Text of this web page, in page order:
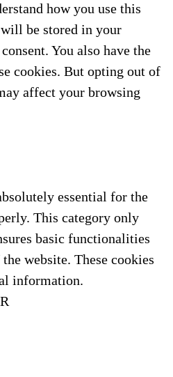
how you use this
be stored in your
You also have the
cookies. But opting out of
affect your browsing
essential for the
This category only
basic functionalities
website. These cookies
information.